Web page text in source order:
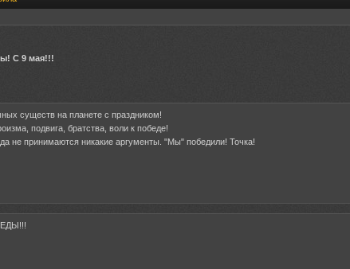
С 9 мая!!!
существ на планете с праздником!
подвига, братства, воли к победе!
не принимаются никакие аргументы. "Мы" победили! Точка!